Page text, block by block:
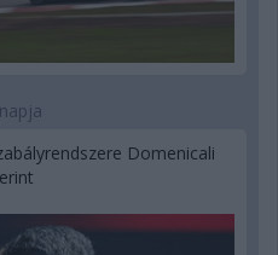
Domenicali